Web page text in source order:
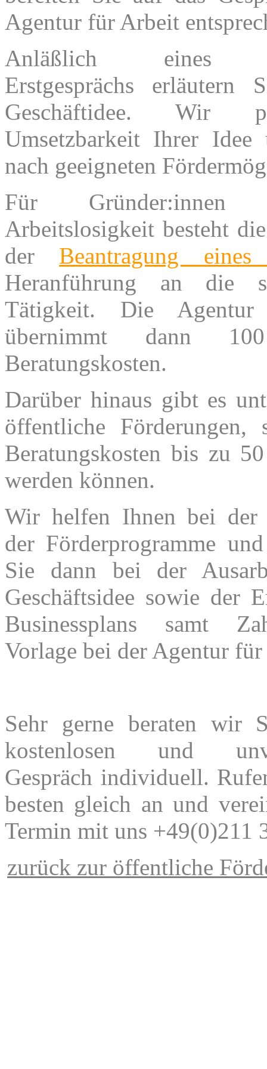
Agentur für Arbeit
Anläßlich eines
Erstgesprächs erläutern
Geschäftidee. Wir
Umsetzbarkeit Ihrer Idee
nach geeigneten
Für
Arbeitslosigkeit besteht
der Beantragung
Heranführung an die
Tätigkeit. Die
übernimmt dann
Beratungskosten.
Darüber hinaus gibt es
öffentliche Förderungen,
Beratungskosten bis zu
werden können.
Wir helfen Ihnen bei der
der Förderprogramme
Sie dann bei der
Geschäftsidee sowie der
Businessplans samt
Vorlage bei der Agentur
Sehr gerne beraten wir
kostenlosen und
Gespräch individuell.
besten gleich an und
Termin mit uns +49(0)211
zurück zur öffentliche